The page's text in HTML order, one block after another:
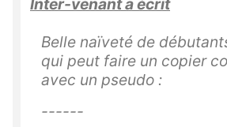
Inter-venant a écrit
Belle naïveté de
qui peut faire un copier
avec un pseudo :
------